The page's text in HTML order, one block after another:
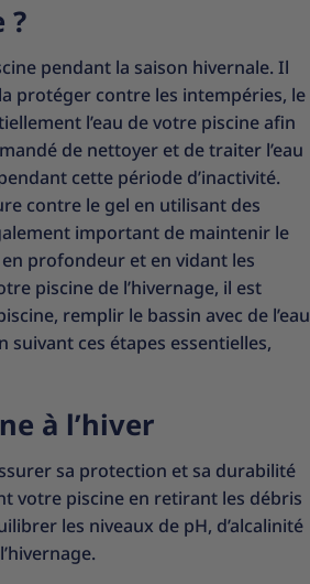
?
pendant la saison hivernale. Il
protéger contre les intempéries, le
l’eau de votre piscine afin
de nettoyer et de traiter l’eau
cette période d’inactivité.
contre le gel en utilisant des
important de maintenir le
profondeur et en vidant les
piscine de l’hivernage, il est
remplir le bassin avec de l’eau
ces étapes essentielles,
à l’hiver
sa protection et sa durabilité
votre piscine en retirant les débris
les niveaux de pH, d’alcalinité